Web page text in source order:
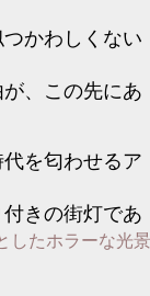
かわしくない
、この先にあ
を匂わせるア
きの街灯であ
したホラーな光景